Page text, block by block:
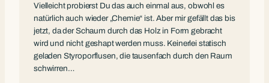
Vielleicht probierst Du das auch einmal aus, obwohl es
natürlich auch wieder „Chemie“ ist. Aber mir gefällt das bis
jetzt, da der Schaum durch das Holz in Form gebracht
wird und nicht geshapt werden muss. Keinerlei statisch
geladen Styroporflusen, die tausenfach durch den Raum
schwirren…